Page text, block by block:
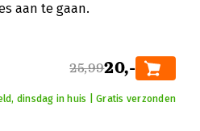
aan te gaan.
25,9920,-
dinsdag in huis | Gratis verzonden